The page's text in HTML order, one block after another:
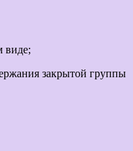
виде;
закрытой группы